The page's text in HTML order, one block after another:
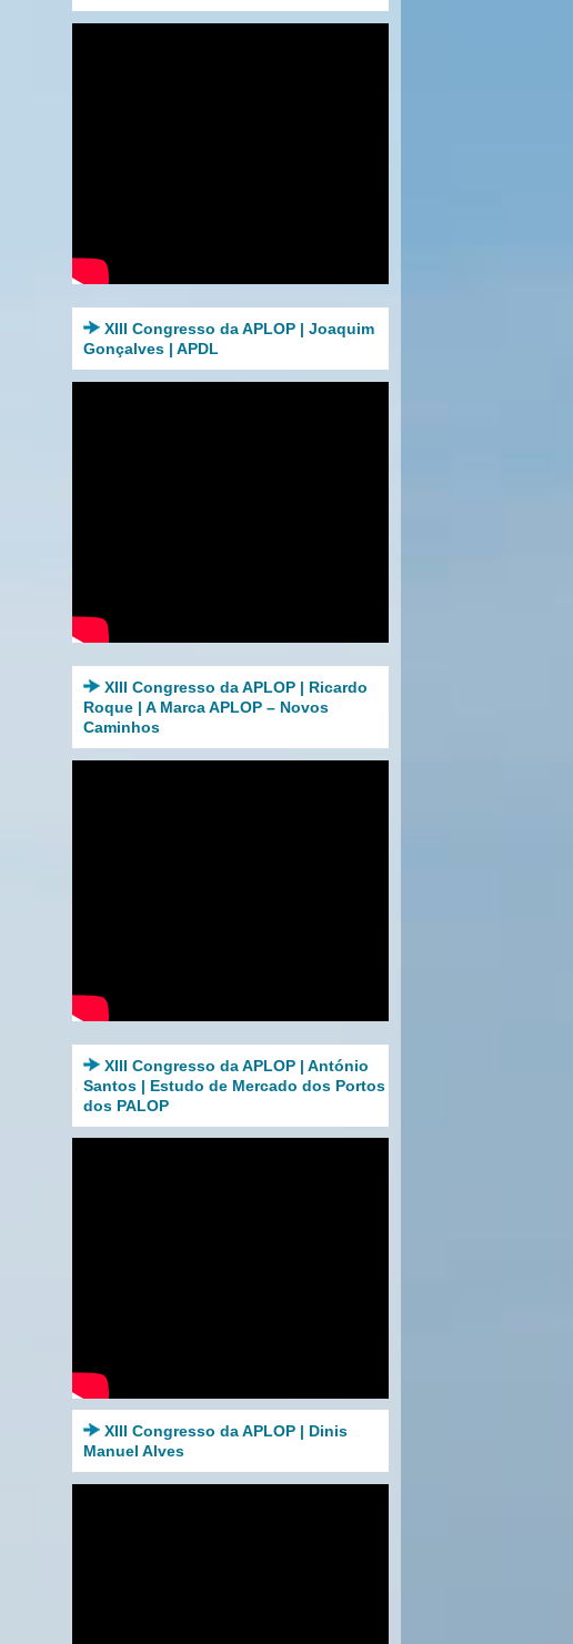
XIII Congresso da APLOP | Joaquim
Gonçalves | APDL
XIII Congresso da APLOP | Ricardo
Roque | A Marca APLOP – Novos
Caminhos
XIII Congresso da APLOP | António
Santos | Estudo de Mercado dos Portos
dos PALOP
XIII Congresso da APLOP | Dinis
Manuel Alves